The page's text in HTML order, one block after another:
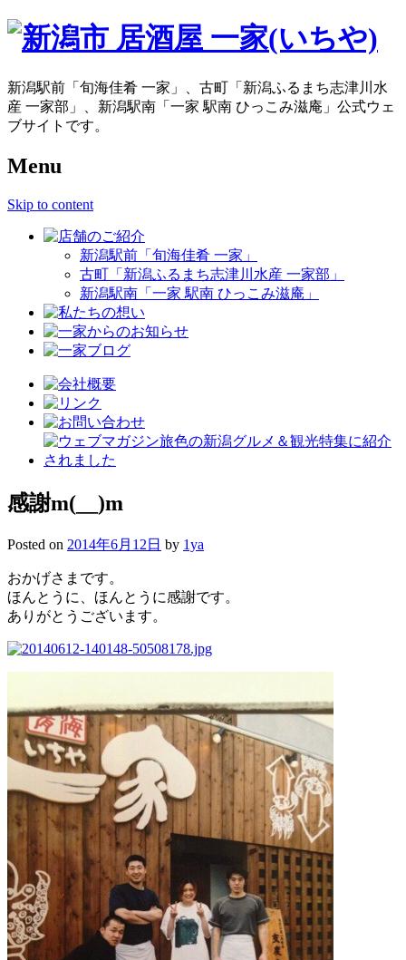
新潟駅前「旬海佳肴 一家」、古町「新潟ふるまち志津川水
産 一家部」、新潟駅南「一家 駅南 ひっこみ滋庵」公式ウェ
ブサイトです。
Menu
Skip to content
新潟駅前「旬海佳肴 一家」
古町「新潟ふるまち志津川水産 一家部」
新潟駅南「一家 駅南 ひっこみ滋庵」
感謝m(__)m
Posted on 2014年6月12日 by 1ya
おかげさまです。
ほんとうに、ほんとうに感謝です。
ありがとうございます。